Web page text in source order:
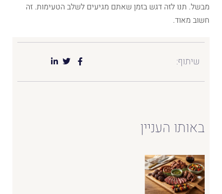
מבשל. תנו לזה דגש בזמן שאתם מגיעים לשלב הטעימות. זה
חשוב מאוד.
שיתוף:
באותו העניין